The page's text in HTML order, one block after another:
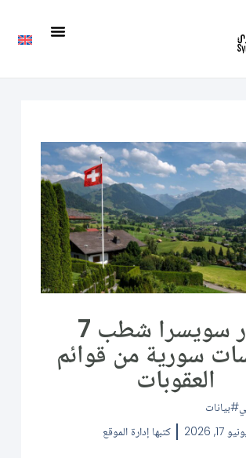
قرار سويسرا شطب 7
سورية من قوائم
العقوبات
بيانات
17, 2026
كتبها إدارة الموقع